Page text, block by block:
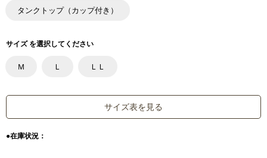
タンクトップ（カップ付き）
サイズ を選択してください
Ｍ Ｌ ＬＬ
サイズ表を見る
●在庫状況：